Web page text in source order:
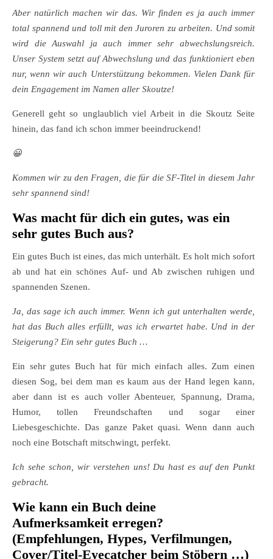
Aber natürlich machen wir das. Wir finden es ja auch immer
total spannend und toll mit den Juroren zu arbeiten. Und somit
wird die Auswahl ja auch immer sehr abwechslungsreich.
Unser System setzt auf Abwechslung und das funktioniert eben
nur, wenn wir auch Unterstützung bekommen. Vielen Dank für
dein Engagement im Namen aller Skoutze!
Generell geht so unglaublich viel Arbeit in die Skoutz Seite
hinein, das fand ich schon immer beeindruckend!
😀
Kommen wir zu den Fragen, die für die SF-Titel in diesem Jahr
sehr spannend sind!
Was macht für dich ein gutes, was ein
sehr gutes Buch aus?
Ein gutes Buch ist eines, das mich unterhält. Es holt mich sofort
ab und hat ein schönes Auf- und Ab zwischen ruhigen und
spannenden Szenen.
Ja, das sage ich auch immer. Wenn ich gut unterhalten werde,
hat das Buch alles erfüllt, was ich erwartet habe. Und in der
Steigerung? Ein sehr gutes Buch …
Ein sehr gutes Buch hat für mich einfach alles. Zum einen
diesen Sog, bei dem man es kaum aus der Hand legen kann,
aber dann ist es auch voller Abenteuer, Spannung, Drama,
Humor, tollen Freundschaften und sogar einer
Liebesgeschichte. Das ganze Paket quasi. Wenn dann auch
noch eine Botschaft mitschwingt, perfekt.
Ich sehe schon, wir verstehen uns! Du hast es auf den Punkt
gebracht.
Wie kann ein Buch deine
Aufmerksamkeit erregen?
(Empfehlungen, Hypes, Verfilmungen,
Cover/Titel-Eyecatcher beim Stöbern …)